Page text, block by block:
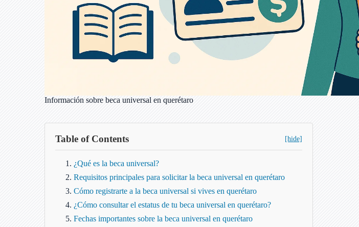
Información sobre beca universal en querétaro
Table of Contents [hide]
¿Qué es la beca universal?
Requisitos principales para solicitar la beca universal en querétaro
Cómo registrarte a la beca universal si vives en querétaro
¿Cómo consultar el estatus de tu beca universal en querétaro?
Fechas importantes sobre la beca universal en querétaro